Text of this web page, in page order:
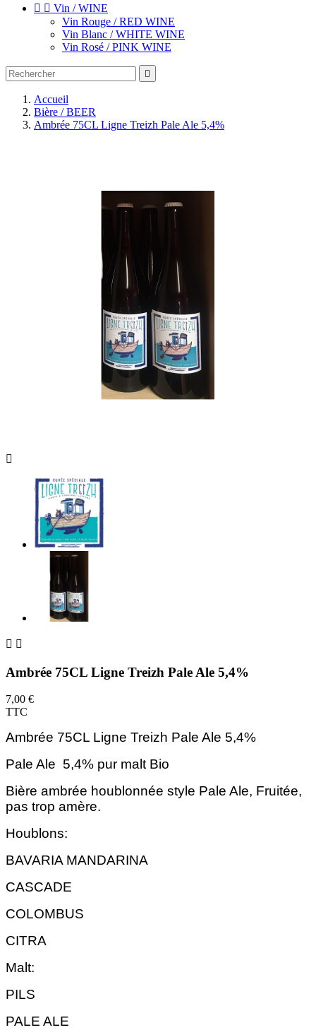
  Vin / WINE
Vin Rouge / RED WINE
Vin Blanc / WHITE WINE
Vin Rosé / PINK WINE

Accueil
Bière / BEER
Ambrée 75CL Ligne Treizh Pale Ale 5,4%

 
Ambrée 75CL Ligne Treizh Pale Ale 5,4%
7,00 €
TTC
Ambrée 75CL Ligne Treizh Pale Ale 5,4%
Pale Ale 5,4% pur malt Bio
Bière ambrée houblonnée style Pale Ale, Fruitée,
pas trop amère.
Houblons:
BAVARIA MANDARINA
CASCADE
COLOMBUS
CITRA
Malt:
PILS
PALE ALE